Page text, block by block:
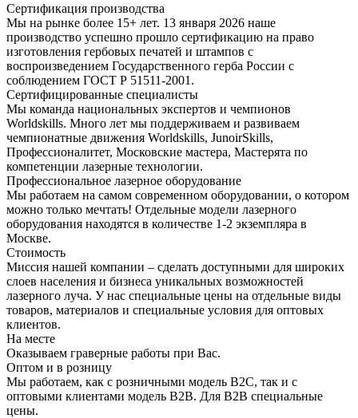
Сертификация производства
Мы на рынке более 15+ лет. 13 января 2026 наше
производство успешно прошло сертификацию на право
изготовления гербовых печатей и штампов с
воспроизведением Государственного герба России с
соблюдением ГОСТ Р 51511-2001.
Сертифицированные специалисты
Мы команда национальных экспертов и чемпионов
Worldskills. Много лет мы поддерживаем и развиваем
чемпионатные движения Worldskills, JunoirSkills,
Профессионалитет, Московские мастера, Мастерята по
компетенции лазерные технологии.
Профессиональное лазерное оборудование
Мы работаем на самом современном оборудовании, о котором
можно только мечтать! Отдельные модели лазерного
оборудования находятся в количестве 1-2 экземпляра в
Москве.
Стоимость
Миссия нашей компании – сделать доступными для широких
слоев населения и бизнеса уникальных возможностей
лазерного луча. У нас специальные цены на отдельные виды
товаров, материалов и специальные условия для оптовых
клиентов.
На месте
Оказываем граверные работы при Вас.
Оптом и в розницу
Мы работаем, как с розничными модель В2С, так и с
оптовыми клиентами модель В2В. Для В2В специальные
цены.